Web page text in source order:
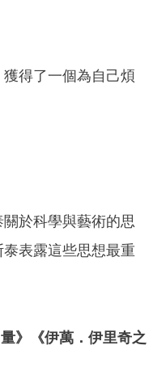
得了一個為自己煩
於科學與藝術的思
表露這些思想最重
》《伊萬．伊里奇之